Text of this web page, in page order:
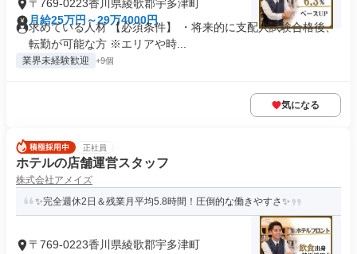
〒769-0223香川県綾歌郡宇多津町
月給25万円～29万4000円
求めている人材 【必須条件】 ・将来的に支配人試験合格後、
転勤が可能な方 ※エリアや時...
業界未経験歓迎 +9個
気になる
正社員
ホテルの店舗運営スタッフ
株式会社アメイズ
✨完全週休2日＆残業月平均5.8時間！圧倒的な働きやすさ✨
〒769-0223香川県綾歌郡宇多津町